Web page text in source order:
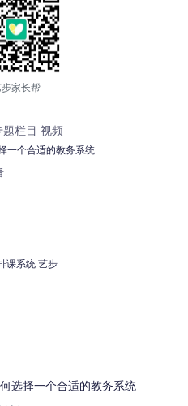
家长帮
题栏目 视频
一个合适的教务系统
课系统 艺步
选择一个合适的教务系统